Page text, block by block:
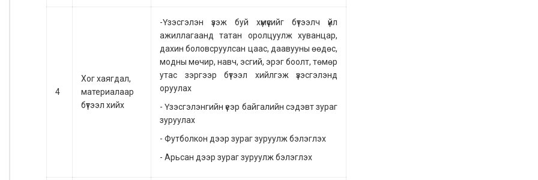
4
Хог хаягдал,
материалаар
бүтээл хийх
-Үзэсгэлэн үзэж буй хүмүүсийг бүтээлч үйл
ажиллагаанд татан оролцуулж хуванцар,
дахин боловсруулсан цаас, даавууны өөдөс,
модны мөчир, навч, эсгий, эрэг боолт, төмөр
утас зэргээр бүтээл хийлгэж үзэсгэлэнд
оруулах
- Үзэсгэлэнгийн үеэр байгалийн сэдэвт зураг
зуруулах
- Футболкон дээр зураг зуруулж бэлэглэх
- Арьсан дээр зураг зуруулж бэлэглэх